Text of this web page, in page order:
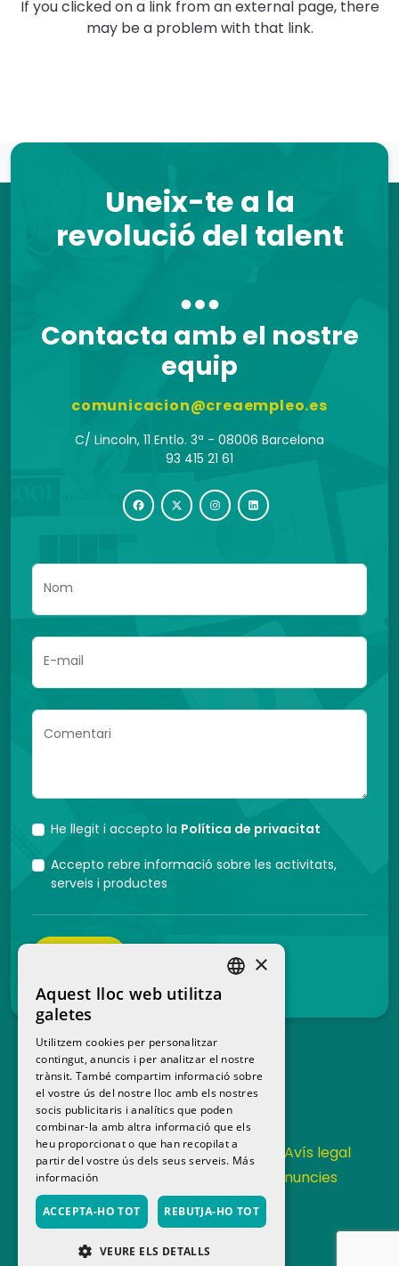
If you clicked on a link from an external page, there
may be a problem with that link.
Uneix-te a la
revolució del talent
Contacta amb el nostre
equip
comunicacion@creaempleo.es
C/ Lincoln, 11 Entlo. 3ª - 08006 Barcelona
93 415 21 61
Nom
E-mail
Comentari
He llegit i accepto la Política de privacitat
Accepto rebre informació sobre les activitats,
serveis i productes
Contacta Política de privacitat
Avís legal
Política de cookies
Canal de denuncies
Memoria anual
×
Aquest lloc web utilitza
galetes
Utilitzem cookies per personalitzar
contingut, anuncis i per analitzar el nostre
trànsit. També compartim informació sobre
el vostre ús del nostre lloc amb els nostres
socis publicitaris i analítics que poden
combinar-la amb altra informació que els
heu proporcionat o que han recopilat a
partir del vostre ús dels seus serveis. Más
información
ACCEPTA-HO TOT REBUTJA-HO TOT
VEURE ELS DETALLS